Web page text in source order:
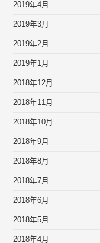
2019年4月
2019年3月
2019年2月
2019年1月
2018年12月
2018年11月
2018年10月
2018年9月
2018年8月
2018年7月
2018年6月
2018年5月
2018年4月